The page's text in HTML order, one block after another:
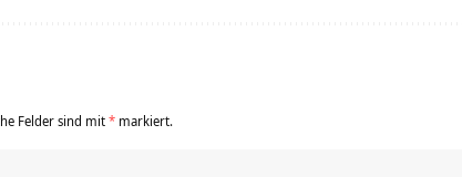
Felder sind mit* markiert.